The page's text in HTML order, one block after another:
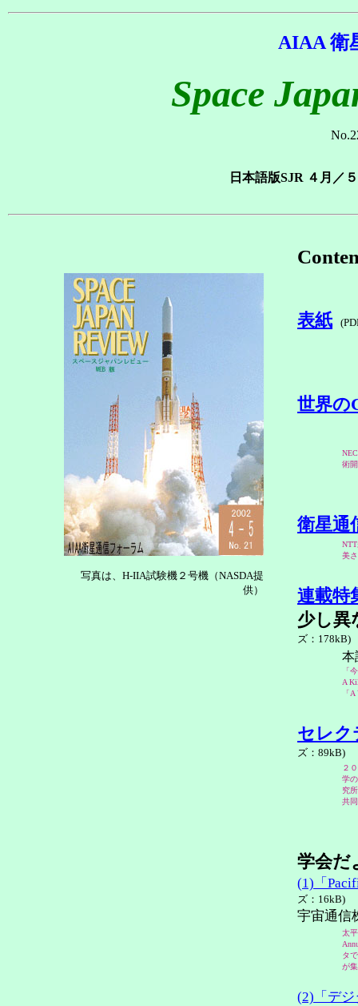
AIAA 衛
Space
日本語版SJR ４月／
写真は、H-IIA試験機２号機（NASDA提
供）
表紙
世界の
術
衛星通
美
連載
少し異
ズ：178kB)
本
「
A
「
セレク
ズ：89kB)
２
学
究
共
学会だ
(1)「
ズ：16kB)
宇宙通
太
タ
が
(2)「デ